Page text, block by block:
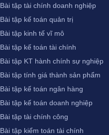
Bài tập tài chính doanh nghiệp
Bài tập kế toán quản trị
Bài tập kinh tế vĩ mô
Bài tập kế toán tài chính
Bài tập KT hành chính sự nghiệp
Bài tập tính giá thành sản phẩm
Bài tập kế toán ngân hàng
Bài tập kế toán doanh nghiệp
Bài tập tài chính công
Bài tập kiểm toán tài chính